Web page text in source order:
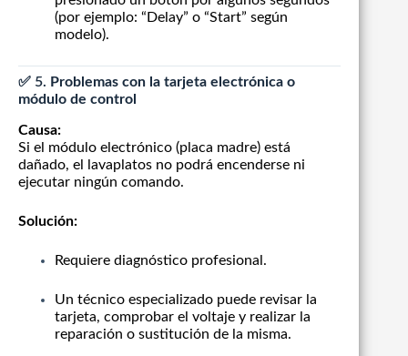
(por ejemplo: “Delay” o “Start” según
modelo).
✅ 5. Problemas con la tarjeta electrónica o
módulo de control
Causa:
Si el módulo electrónico (placa madre) está
dañado, el lavaplatos no podrá encenderse ni
ejecutar ningún comando.
Solución:
Requiere diagnóstico profesional.
Un técnico especializado puede revisar la
tarjeta, comprobar el voltaje y realizar la
reparación o sustitución de la misma.